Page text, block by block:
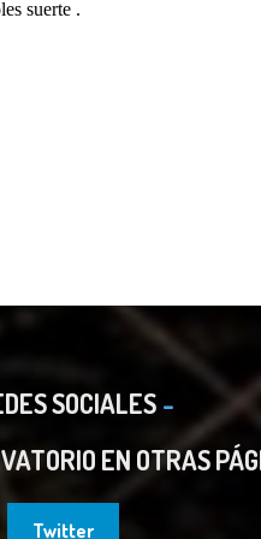
SOCIALES
EN OTRAS
Twitter